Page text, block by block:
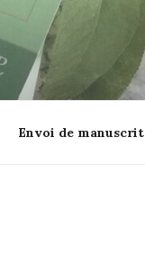
Envoi de manuscrit